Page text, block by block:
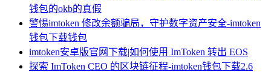
钱包的okb的真假
警惕imtoken 修改余额骗局，守护数字资产安全-imtoken
钱包下载钱包
imtoken安卓版官网下载|如何使用 ImToken 转出 EOS
探索 ImToken CEO 的区块链征程-imtoken钱包下载2.6